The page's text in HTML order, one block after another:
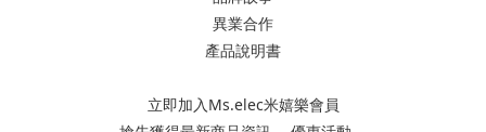
異業合作
產品說明書
立即加入Ms.elec米嬉樂會員